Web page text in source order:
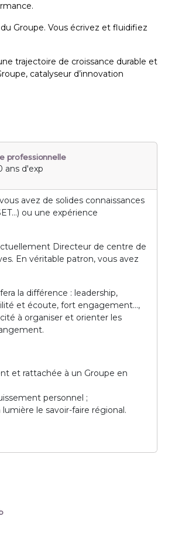
Groupe. Vous écrivez et fluidifiez
trajectoire de croissance durable et
catalyseur d’innovation
professionnelle
ans d'exp
avez de solides connaissances
ou une expérience
Directeur de centre de
En véritable patron, vous avez
la différence : leadership,
et écoute, fort engagement...,
à organiser et orienter les
et rattachée à un Groupe en
personnel ;
le savoir-faire régional.